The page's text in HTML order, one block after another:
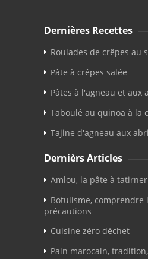
Dernières Recettes
Roulades de crêpes au
Pâte à crêpes salée
Pâtes à l'agneau et aux
Taboulé au quinoa à la
Tajine d'agneau aux
Dernièrs Articles
Amlou, la pâte à
Botulisme, comprendre
précautions
Cuisine zéro déchet
Pain marocain,